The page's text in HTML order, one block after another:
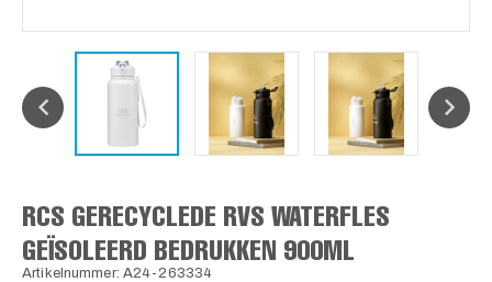
RCS GERECYCLEDE RVS WATERFLES
GEÏSOLEERD BEDRUKKEN 900ML
Artikelnummer: A24-263334